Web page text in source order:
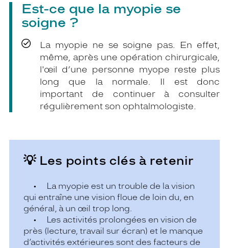
Est-ce que la myopie se
soigne ?
La myopie ne se soigne pas. En effet,
même, après une opération chirurgicale,
l'œil d’une personne myope reste plus
long que la normale. Il est donc
important de continuer à consulter
régulièrement son ophtalmologiste.
💡 Les points clés à retenir
• La myopie est un trouble de la vision
qui entraîne une vision floue de loin du, en
général, à un œil trop long.
• Les activités prolongées en vision de
près (lecture, travail sur écran) et le manque
d’activités extérieures sont des facteurs de